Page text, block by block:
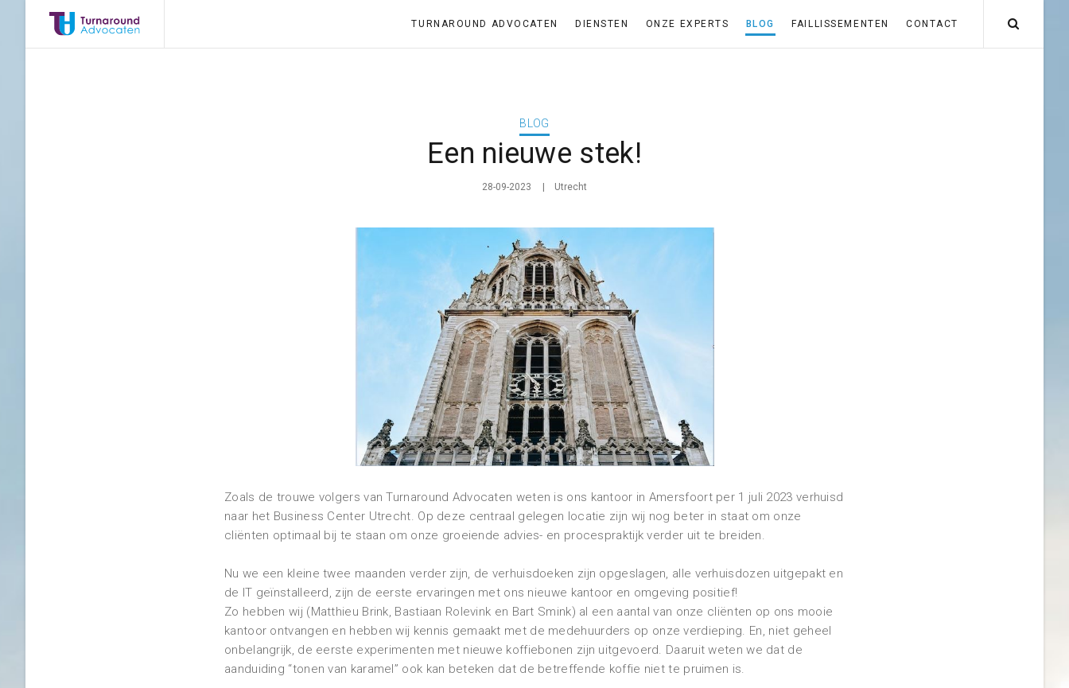
TURNAROUND ADVOCATEN DIENSTEN ONZE EXPERTS BLOG FAILLISSEMENTEN CONTACT
BLOG
Een nieuwe stek!
28-09-2023 Utrecht
Zoals de trouwe volgers van Turnaround Advocaten weten is ons kantoor in Amersfoort per 1 juli 2023 verhuisd
naar het Business Center Utrecht. Op deze centraal gelegen locatie zijn wij nog beter in staat om onze
cliënten optimaal bij te staan om onze groeiende advies- en procespraktijk verder uit te breiden.
Nu we een kleine twee maanden verder zijn, de verhuisdoeken zijn opgeslagen, alle verhuisdozen uitgepakt en
de IT geïnstalleerd, zijn de eerste ervaringen met ons nieuwe kantoor en omgeving positief!
Zo hebben wij (Matthieu Brink, Bastiaan Rolevink en Bart Smink) al een aantal van onze cliënten op ons mooie
kantoor ontvangen en hebben wij kennis gemaakt met de medehuurders op onze verdieping. En, niet geheel
onbelangrijk, de eerste experimenten met nieuwe koffiebonen zijn uitgevoerd. Daaruit weten we dat de
aanduiding “tonen van karamel” ook kan beteken dat de betreffende koffie niet te pruimen is.